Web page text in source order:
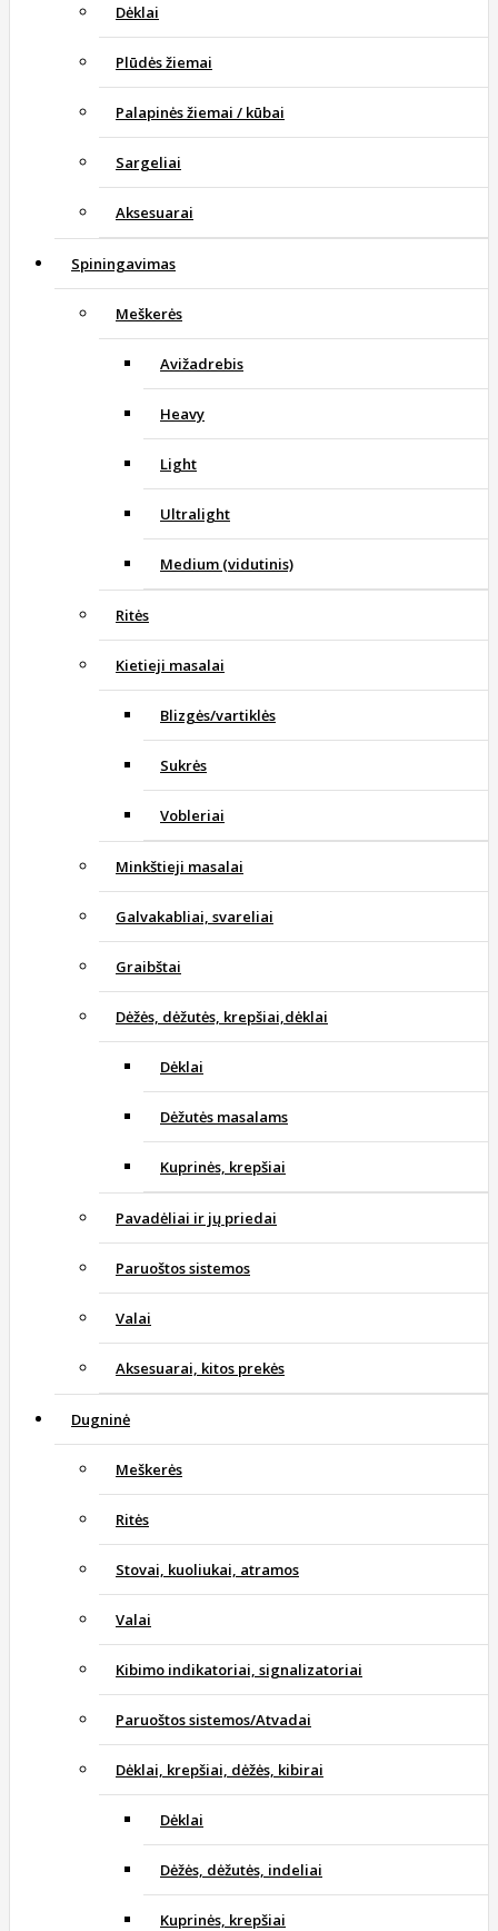
Dėklai
Plūdės žiemai
Palapinės žiemai / kūbai
Sargeliai
Aksesuarai
Spiningavimas
Meškerės
Avižadrebis
Heavy
Light
Ultralight
Medium (vidutinis)
Ritės
Kietieji masalai
Blizgės/vartiklės
Sukrės
Vobleriai
Minkštieji masalai
Galvakabliai, svareliai
Graibštai
Dėžės, dėžutės, krepšiai,dėklai
Dėklai
Dėžutės masalams
Kuprinės, krepšiai
Pavadėliai ir jų priedai
Paruoštos sistemos
Valai
Aksesuarai, kitos prekės
Dugninė
Meškerės
Ritės
Stovai, kuoliukai, atramos
Valai
Kibimo indikatoriai, signalizatoriai
Paruoštos sistemos/Atvadai
Dėklai, krepšiai, dėžės, kibirai
Dėklai
Dėžės, dėžutės, indeliai
Kuprinės, krepšiai